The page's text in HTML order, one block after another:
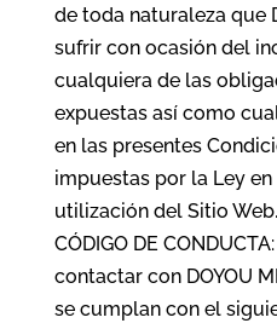
de toda naturaleza que
sufrir con ocasión del
cualquiera de las
expuestas así como
en las presentes
impuestas por la Ley
utilización del Sitio Web.
CÓDIGO DE
contactar con DOYOU
se cumplan con el